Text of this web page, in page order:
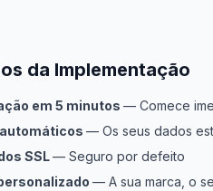
da Implementação
em 5 minutos — Comece
— Os seus dados
SSL— Seguro por defeito
— A sua marca, o